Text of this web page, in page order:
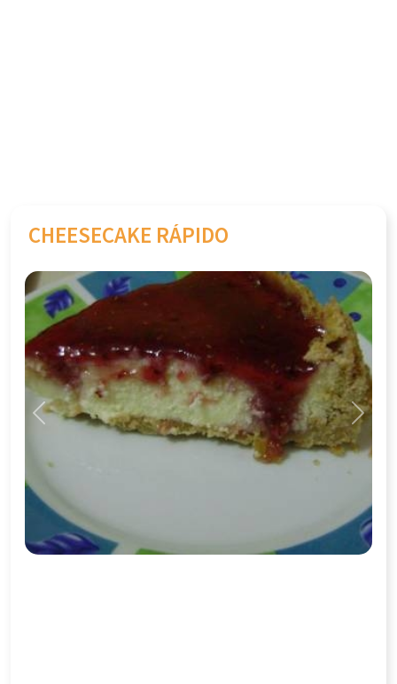
CHEESECAKE RÁPIDO
Previous Next